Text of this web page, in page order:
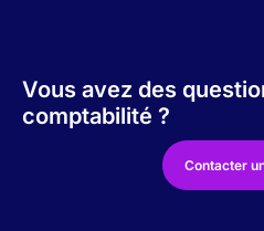
Vous avez des
comptabilité ?
Contacter